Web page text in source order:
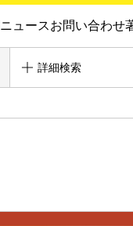
ニュースお問い合わせ
詳細検索